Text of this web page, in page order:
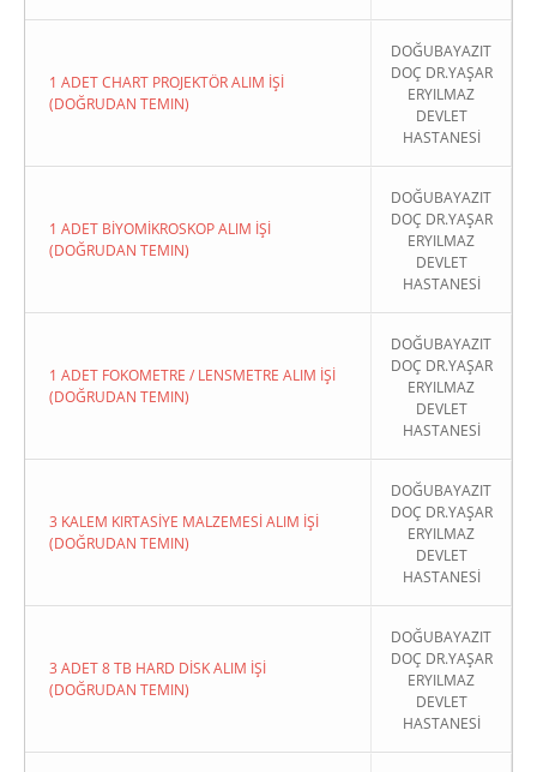
1 ADET CHART PROJEKTÖR ALIM İŞİ
(DOĞRUDAN TEMIN)
DOĞUBAYAZIT
DOÇ DR.YAŞAR
ERYILMAZ
DEVLET
HASTANESİ
1 ADET BİYOMİKROSKOP ALIM İŞİ
(DOĞRUDAN TEMIN)
DOĞUBAYAZIT
DOÇ DR.YAŞAR
ERYILMAZ
DEVLET
HASTANESİ
1 ADET FOKOMETRE / LENSMETRE ALIM İŞİ
(DOĞRUDAN TEMIN)
DOĞUBAYAZIT
DOÇ DR.YAŞAR
ERYILMAZ
DEVLET
HASTANESİ
3 KALEM KIRTASİYE MALZEMESİ ALIM İŞİ
(DOĞRUDAN TEMIN)
DOĞUBAYAZIT
DOÇ DR.YAŞAR
ERYILMAZ
DEVLET
HASTANESİ
3 ADET 8 TB HARD DİSK ALIM İŞİ
(DOĞRUDAN TEMIN)
DOĞUBAYAZIT
DOÇ DR.YAŞAR
ERYILMAZ
DEVLET
HASTANESİ